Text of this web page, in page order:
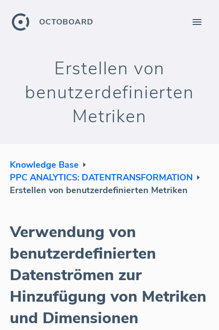
OCTOBOARD
Erstellen von
benutzerdefinierten
Metriken
Knowledge Base
PPC ANALYTICS: DATENTRANSFORMATION
Erstellen von benutzerdefinierten Metriken
Verwendung von
benutzerdefinierten
Datenströmen zur
Hinzufügung von Metriken
und Dimensionen